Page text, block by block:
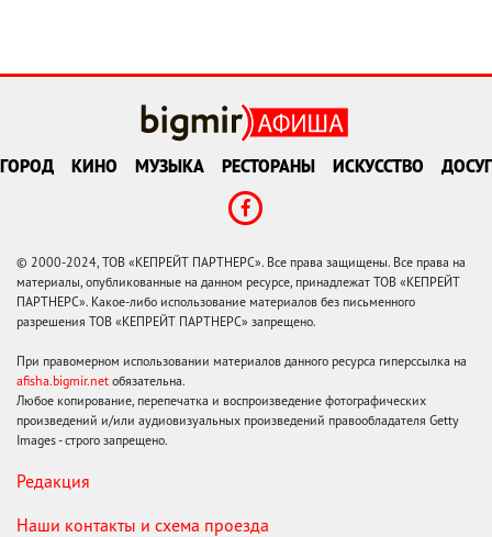
ГОРОД КИНО МУЗЫКА РЕСТОРАНЫ ИСКУССТВО ДОСУГ
© 2000-2024, ТОВ «КЕПРЕЙТ ПАРТНЕРС». Все права защищены. Все права на
материалы, опубликованные на данном ресурсе, принадлежат ТОВ «КЕПРЕЙТ
ПАРТНЕРС». Какое-либо использование материалов без письменного
разрешения ТОВ «КЕПРЕЙТ ПАРТНЕРС» запрещено.
При правомерном использовании материалов данного ресурса гиперссылка на
afisha.bigmir.net обязательна.
Любое копирование, перепечатка и воспроизведение фотографических
произведений и/или аудиовизуальных произведений правообладателя Getty
Images - строго запрещено.
Редакция
Наши контакты и схема проезда